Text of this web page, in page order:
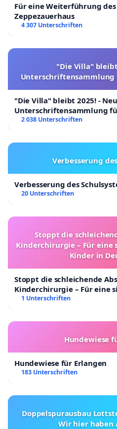
Für eine Weiterführung
Zeppezauerhaus
4 307 Unterschriften
"Die Villa"
"Die Villa" bleibt 2025! -
Unterschriftensammlung
2 038 Unterschriften
Verbesserung
Verbesserung des
20 Unterschriften
Stoppt die
Kinderchirurgie – Für eine
Kinder in
Stoppt die schleichende
Kinderchirurgie – Für eine
Kinder in Deutschland
1 Unterschriften
Hundewiese
Hundewiese für Erlangen
183 Unterschriften
Doppelspurausbau
Wir hier haben